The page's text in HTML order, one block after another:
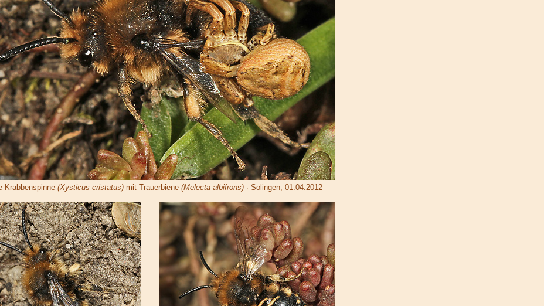
Krabbenspinne (Xysticus cristatus)mit Trauerbiene (Melecta albifrons)· Solingen, 01.04.2012